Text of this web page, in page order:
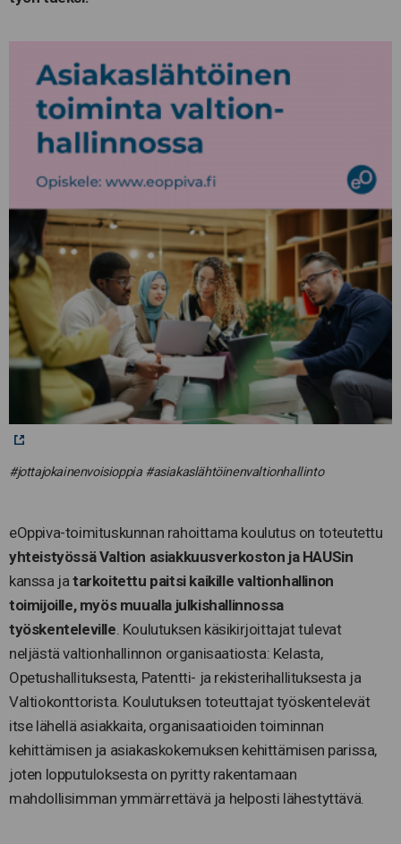
#jottajokainenvoisioppia #asiakaslähtöinenvaltionhallinto
eOppiva-toimituskunnan rahoittama koulutus on toteutettu
yhteistyössä Valtion asiakkuusverkoston ja HAUSin
kanssa jatarkoitettu paitsi kaikille valtionhallinon
toimijoille, myös muualla julkishallinnossa
työskenteleville. Koulutuksen käsikirjoittajat tulevat
neljästä valtionhallinnon organisaatiosta: Kelasta,
Opetushallituksesta, Patentti- ja rekisterihallituksesta ja
Valtiokonttorista. Koulutuksen toteuttajat työskentelevät
itse lähellä asiakkaita, organisaatioiden toiminnan
kehittämisen ja asiakaskokemuksen kehittämisen parissa,
joten lopputuloksesta on pyritty rakentamaan
mahdollisimman ymmärrettävä ja helposti lähestyttävä.